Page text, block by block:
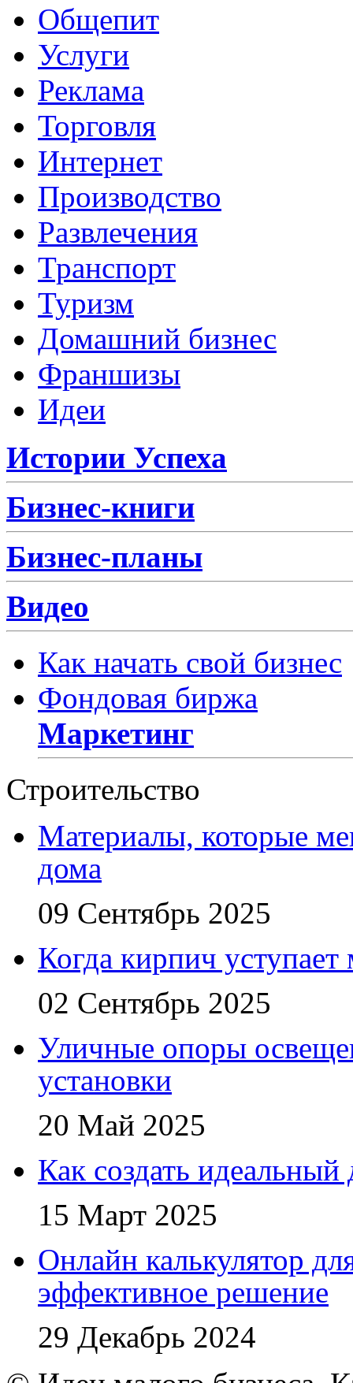
Общепит
Услуги
Реклама
Торговля
Интернет
Производство
Развлечения
Транспорт
Туризм
Домашний бизнес
Франшизы
Идеи
Истории Успеха
Бизнес-книги
Бизнес-планы
Видео
Как начать свой бизнес
Фондовая биржа
Маркетинг
Строительство
Материалы, которые
дома
09 Сентябрь 2025
Когда кирпич
02 Сентябрь 2025
Уличные опоры
установки
20 Май 2025
Как создать
15 Март 2025
Онлайн калькулятор
эффективное решение
29 Декабрь 2024